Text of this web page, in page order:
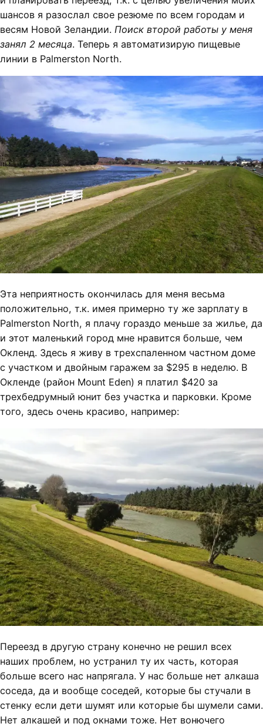
шансов я разослал свое резюме по всем городам и
весям Новой Зеландии. Поиск второй работы у меня
занял 2 месяца. Теперь я автоматизирую пищевые
линии в Palmerston North.
Эта неприятность окончилась для меня весьма
положительно, т.к. имея примерно ту же зарплату в
Palmerston North, я плачу гораздо меньше за жилье, да
и этот маленький город мне нравится больше, чем
Окленд. Здесь я живу в трехспаленном частном доме
с участком и двойным гаражем за $295 в неделю. В
Окленде (район Mount Eden) я платил $420 за
трехбедрумный юнит без участка и парковки. Кроме
того, здесь очень красиво, например:
Переезд в другую страну конечно не решил всех
наших проблем, но устранил ту их часть, которая
больше всего нас напрягала. У нас больше нет алкаша
соседа, да и вообще соседей, которые бы стучали в
стенку если дети шумят или которые бы шумели сами.
Нет алкашей и под окнами тоже. Нет вонючего